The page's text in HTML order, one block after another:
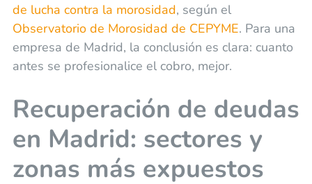
de lucha contra la morosidad, según el
Observatorio de Morosidad de CEPYME. Para una
empresa de Madrid, la conclusión es clara: cuanto
antes se profesionalice el cobro, mejor.
Recuperación de deudas
en Madrid: sectores y
zonas más expuestos